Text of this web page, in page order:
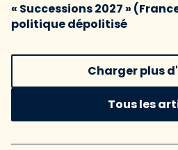
« Successions 2027 »
politique dépolitisé
Charger plus
Tous les